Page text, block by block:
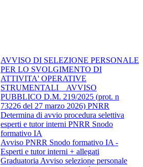
AVVISO DI SELEZIONE PERSONALE
PER LO SVOLGIMENTO DI
ATTIVITA' OPERATIVE
STRUMENTALI _ AVVISO
PUBBLICO D.M. 219/2025 (prot. n
73226 del 27 marzo 2026) PNRR
Determina di avvio procedura selettiva
esperti e tutor interni PNRR Snodo
formativo IA
Avviso PNRR Snodo formativo IA -
Esperti e tutor interni + allegati
Graduatoria Avviso selezione personale